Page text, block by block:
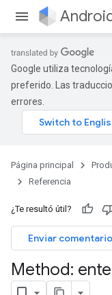
Google utiliza
preferido. Las
errores.
Página principal
Referencia
¿Te resultó útil?
Enviar
Method: